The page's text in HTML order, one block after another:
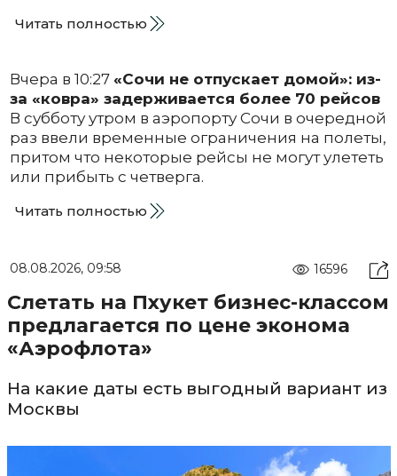
Читать полностью
Вчера в 10:27 «Сочи не отпускает домой»: из-
за «ковра» задерживается более 70 рейсов
В субботу утром в аэропорту Сочи в очередной
раз ввели временные ограничения на полеты,
притом что некоторые рейсы не могут улететь
или прибыть с четверга.
Читать полностью
08.08.2026, 09:58 16596
Слетать на Пхукет бизнес-классом
предлагается по цене эконома
«Аэрофлота»
На какие даты есть выгодный вариант из
Москвы